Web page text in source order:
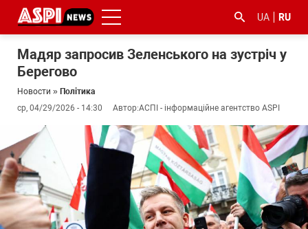
UA RU
Мадяр запросив Зеленського на зустріч у
Берегово
Новости » Політика
ср, 04/29/2026 - 14:30
Автор:АСПІ - інформаційне агентство ASPI
#ООС
#боротьба
корупцією
#гфс #Киев #коронавірус